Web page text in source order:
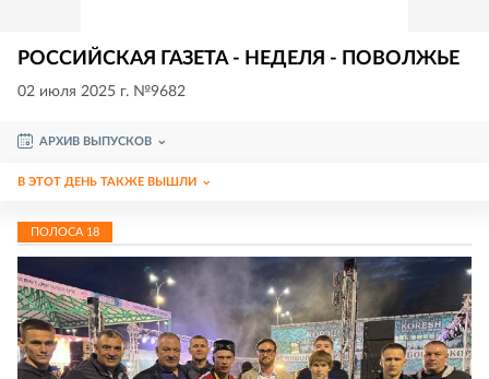
РОССИЙСКАЯ ГАЗЕТА - НЕДЕЛЯ - ПОВОЛЖЬЕ
02 июля 2025 г. №9682
АРХИВ ВЫПУСКОВ
В ЭТОТ ДЕНЬ ТАКЖЕ ВЫШЛИ
ПОЛОСА 18